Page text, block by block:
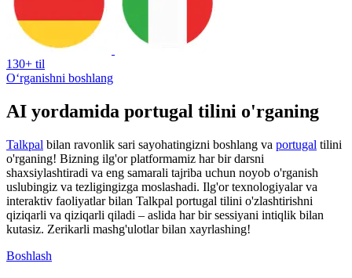
130+ til
Oʻrganishni boshlang
AI yordamida portugal tilini o'rganing
Talkpal bilan ravonlik sari sayohatingizni boshlang va portugal tilini
o'rganing! Bizning ilg'or platformamiz har bir darsni
shaxsiylashtiradi va eng samarali tajriba uchun noyob o'rganish
uslubingiz va tezligingizga moslashadi. Ilg'or texnologiyalar va
interaktiv faoliyatlar bilan Talkpal portugal tilini o'zlashtirishni
qiziqarli va qiziqarli qiladi – aslida har bir sessiyani intiqlik bilan
kutasiz. Zerikarli mashg'ulotlar bilan xayrlashing!
Boshlash